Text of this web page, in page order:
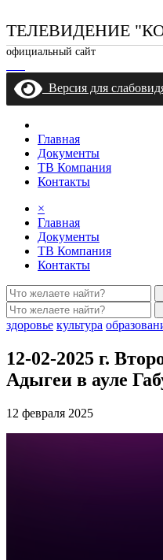
ТЕЛЕВИДЕНИЕ
официальный сайт
Версия для
Главная
Документы
ТВ Компания
Контакты
×
Главная
Документы
ТВ Компания
Контакты
здоровье культура
12-02-2025 г.
Адыгеи в ауле
12 февраля 2025